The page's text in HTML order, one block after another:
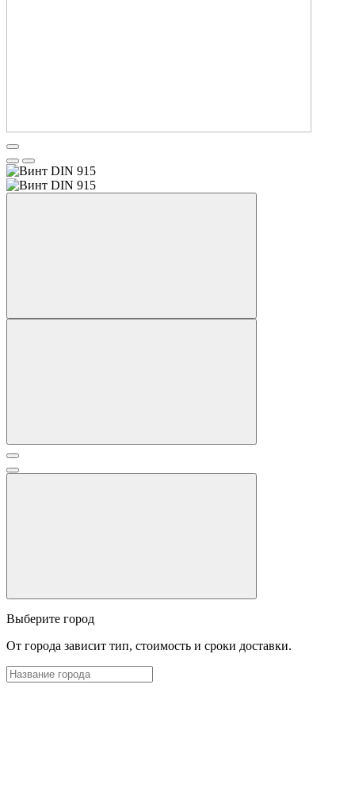
Выберите город
От города зависит тип, стоимость и сроки доставки.